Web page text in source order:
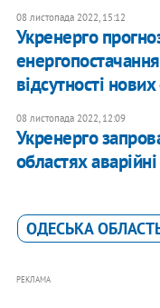
08 листопада 2022, 15:12
Укренерго
відсутності нових
08 листопада 2022, 12:09
Укренерго
областях
ОДЕСЬКА
РЕКЛАМА